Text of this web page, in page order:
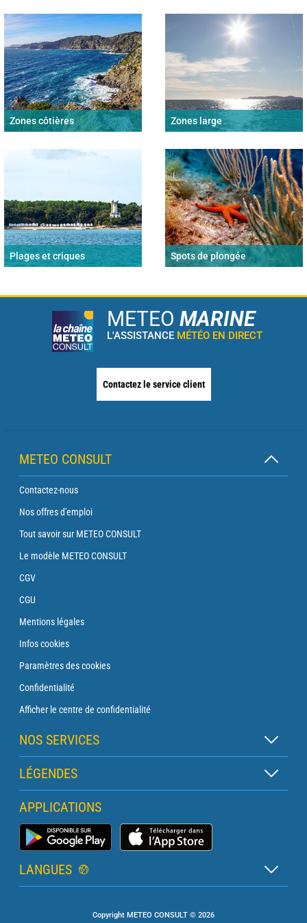
Zones côtières Zones large
Plages et criques Spots de plongée
METEO MARINE
L'ASSISTANCE MÉTÉO EN DIRECT
Contactez le service client
METEO CONSULT
Contactez-nous
Nos offres d'emploi
Tout savoir sur METEO CONSULT
Le modèle METEO CONSULT
CGV
CGU
Mentions légales
Infos cookies
Paramètres des cookies
Confidentialité
Afficher le centre de confidentialité
NOS SERVICES
Abonnement Zen
Abonnement Balise
Abonnement Traversée
Abonnement Phare
LÉGENDES
Légende des cartes
Légende des pictogrammes
Glossaire
APPLICATIONS
Application Météo Marine
LANGUES
Copyright METEO CONSULT © 2026